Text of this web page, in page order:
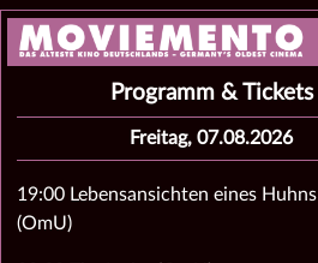
Programm & Tickets
Freitag, 07.08.2026
19:00 Lebensansichten eines Huhns
(OmU)